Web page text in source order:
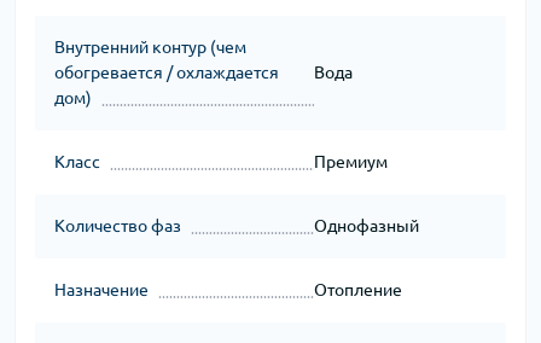
Внутренний контур (чем
обогревается / охлаждается
дом)
Вода
Класс Премиум
Количество фаз Однофазный
Назначение Отопление